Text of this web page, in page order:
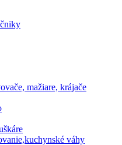
mažiare, krájače
váhy